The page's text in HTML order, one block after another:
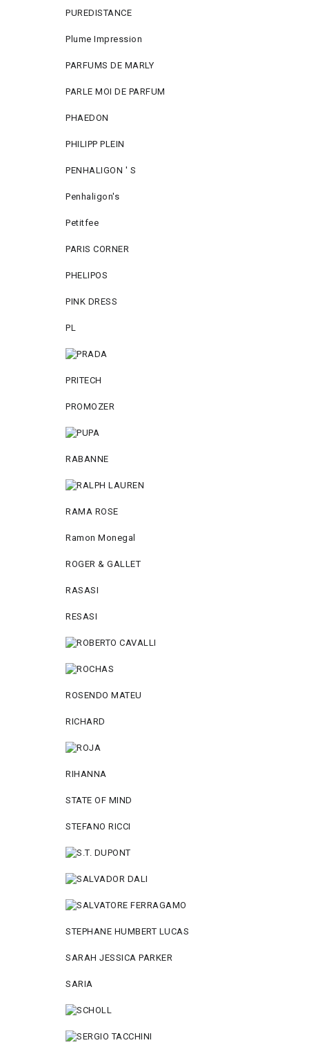
PUREDISTANCE
Plume Impression
PARFUMS DE MARLY
PARLE MOI DE PARFUM
PHAEDON
PHILIPP PLEIN
PENHALIGON ' S
Penhaligon's
Petitfee
PARIS CORNER
PHELIPOS
PINK DRESS
PL
PRITECH
PROMOZER
RABANNE
RAMA ROSE
Ramon Monegal
ROGER & GALLET
RASASI
RESASI
ROSENDO MATEU
RICHARD
RIHANNA
STATE OF MIND
STEFANO RICCI
STEPHANE HUMBERT LUCAS
SARAH JESSICA PARKER
SARIA